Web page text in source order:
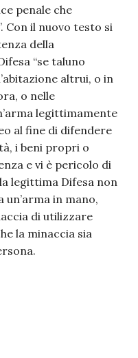
penale che
Con il nuovo testo si
della
“se taluno
altrui, o in
o nelle
legittimamente
al fine di difendere
i beni propri o
e vi è pericolo di
legittima Difesa non
un’arma in mano,
di utilizzare
la minaccia sia